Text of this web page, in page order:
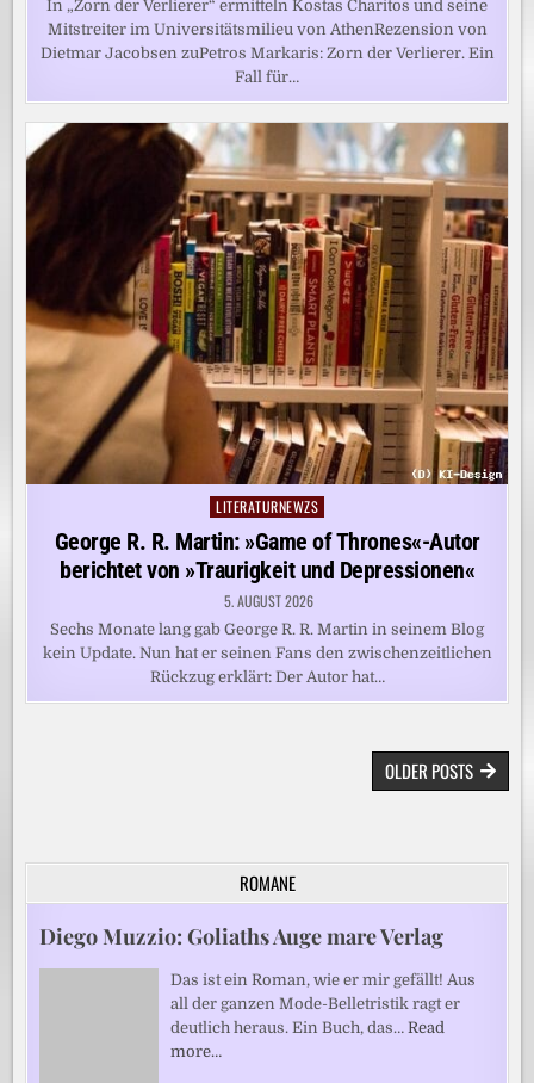
In „Zorn der Verlierer“ ermitteln Kostas Charitos und seine
Mitstreiter im Universitätsmilieu von AthenRezension von
Dietmar Jacobsen zuPetros Markaris: Zorn der Verlierer. Ein
Fall für…
Posted
in
LITERATURNEWZS
George R. R. Martin: »Game of Thrones«-Autor
berichtet von »Traurigkeit und Depressionen«
5. AUGUST 2026
Sechs Monate lang gab George R. R. Martin in seinem Blog
kein Update. Nun hat er seinen Fans den zwischenzeitlichen
Rückzug erklärt: Der Autor hat…
BEITRAGSNAVIGATIONOLDER POSTS
ROMANE
Diego Muzzio: Goliaths Auge mare Verlag
Das ist ein Roman, wie er mir gefällt! Aus
all der ganzen Mode-Belletristik ragt er
deutlich heraus. Ein Buch, das…Read
more…